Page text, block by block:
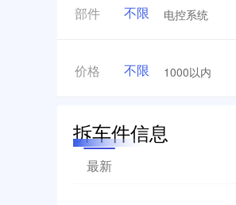
部件 不限 电控系统
价格 不限 1000以内
拆车件信息
最新